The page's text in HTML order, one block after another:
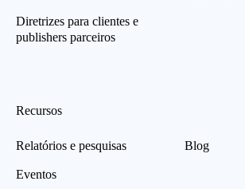
Diretrizes para clientes e
publishers parceiros
Recursos
Relatórios e pesquisas
Eventos
Blog